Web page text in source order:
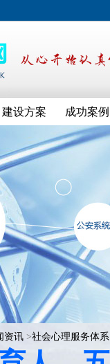
建设方案 成功案例
资讯 >社会心理服务体系